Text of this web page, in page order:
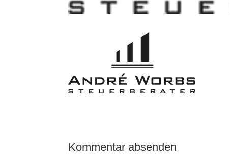
Kommentar absenden